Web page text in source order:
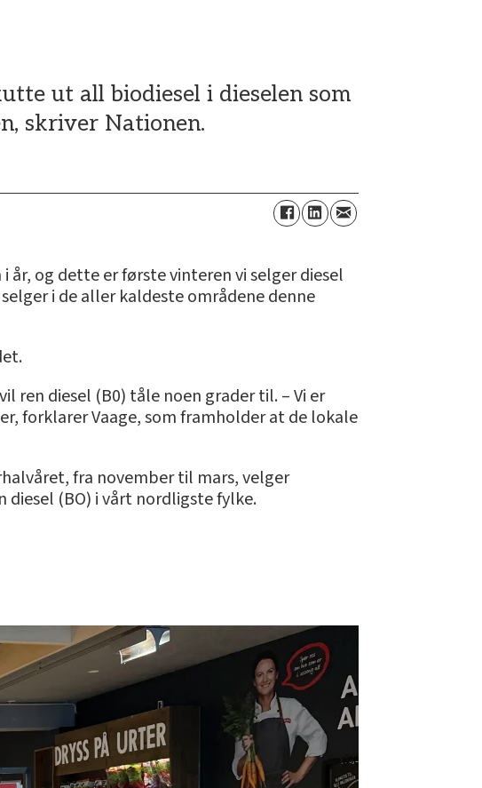
ut all biodiesel i dieselen som
skriver Nationen.
og dette er første vinteren vi selger diesel
i de aller kaldeste områdene denne
ren diesel (B0) tåle noen grader til. – Vi er
forklarer Vaage, som framholder at de lokale
fra november til mars, velger
(BO) i vårt nordligste fylke.